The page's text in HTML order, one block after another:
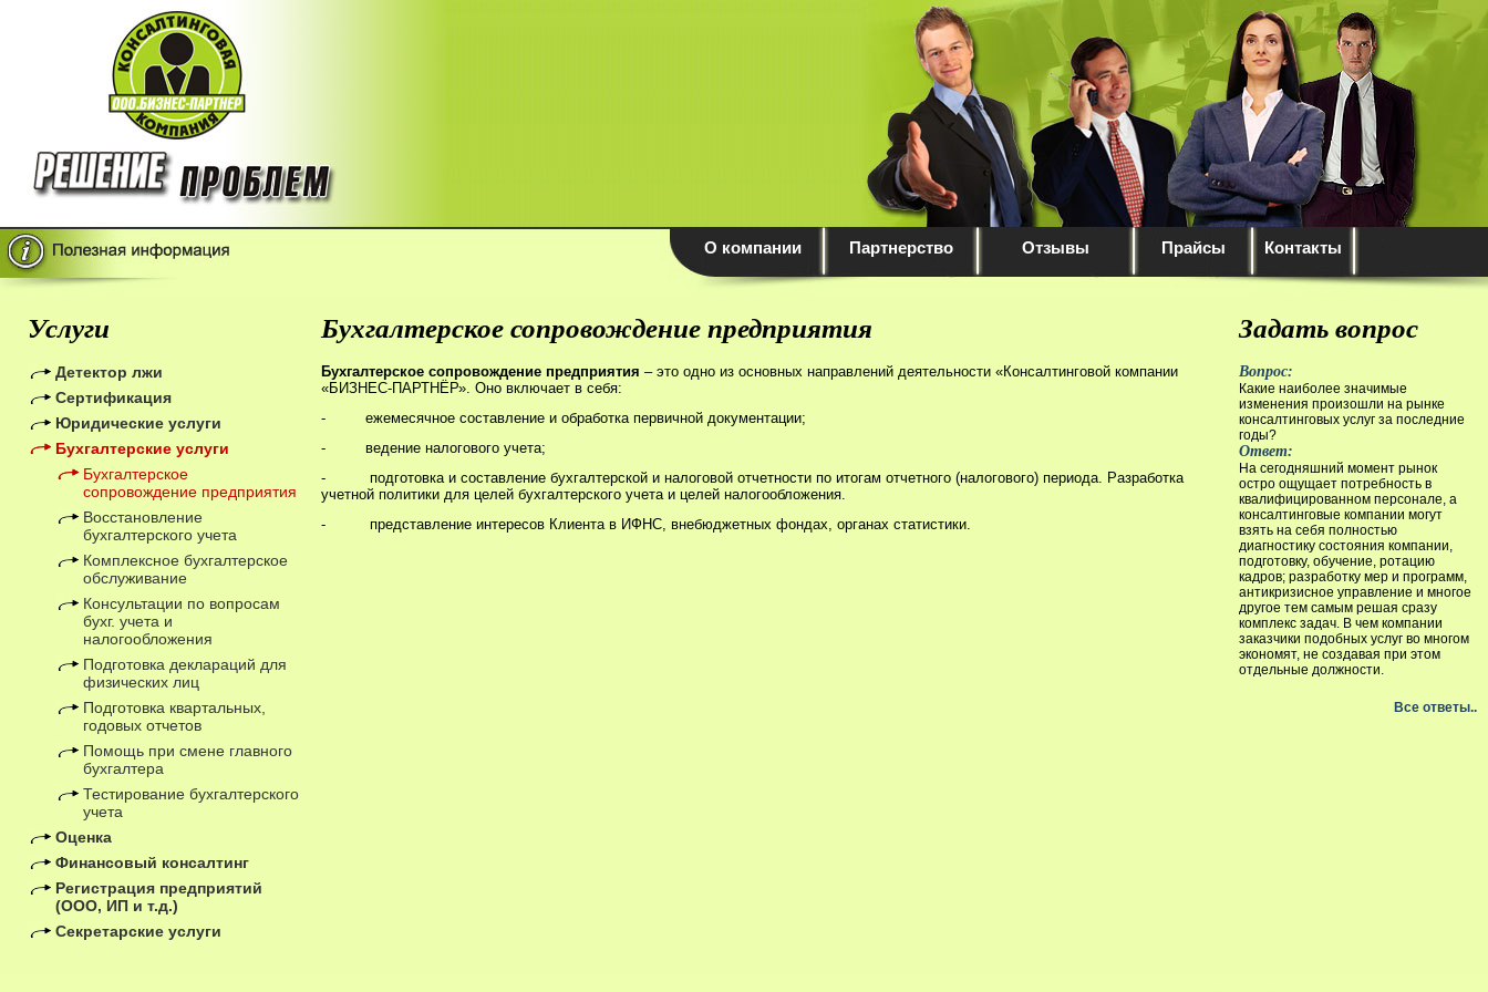
О компании Партнерство Отзывы Прайсы Контакты
Бухгалтерское сопровождение предприятия
Бухгалтерское сопровождение предприятия – это одно из основных направлений деятельности «Консалтинговой компании
«БИЗНЕС-ПАРТНЁР». Оно включает в себя:
-
ежемесячное составление и обработка первичной документации;
-
ведение налогового учета;
-
подготовка и составление бухгалтерской и налоговой отчетности по итогам отчетного (налогового) периода. Разработка
учетной политики для целей бухгалтерского учета и целей налогообложения.
-
представление интересов Клиента в ИФНС, внебюджетных фондах, органах статистики.
Услуги
Детектор лжи
Сертификация
Юридические услуги
Бухгалтерские услуги
Бухгалтерское
сопровождение предприятия
Восстановление
бухгалтерского учета
Комплексное бухгалтерское
обслуживание
Консультации по вопросам
бухг. учета и
налогообложения
Подготовка деклараций для
физических лиц
Подготовка квартальных,
годовых отчетов
Помощь при смене главного
бухгалтера
Тестирование бухгалтерского
учета
Оценка
Финансовый консалтинг
Регистрация предприятий
(ООО, ИП и т.д.)
Секретарские услуги
Задать вопрос
Вопрос:
Какие наиболее значимые
изменения произошли на рынке
консалтинговых услуг за последние
годы?
Ответ:
На сегодняшний момент рынок
остро ощущает потребность в
квалифицированном персонале, а
консалтинговые компании могут
взять на себя полностью
диагностику состояния компании,
подготовку, обучение, ротацию
кадров; разработку мер и программ,
антикризисное управление и многое
другое тем самым решая сразу
комплекс задач. В чем компании
заказчики подобных услуг во многом
экономят, не создавая при этом
отдельные должности.
Все ответы..